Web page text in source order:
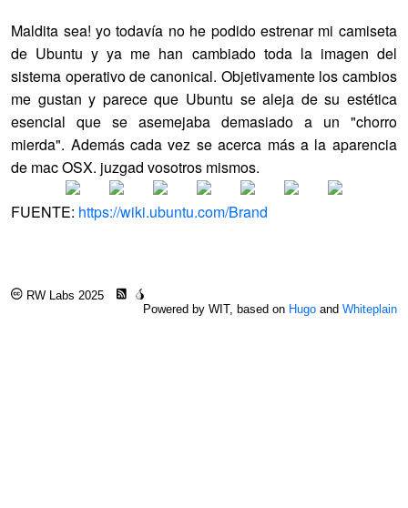
Maldita sea! yo todavía no he podido estrenar mi camiseta
de Ubuntu y ya me han cambiado toda la imagen del
sistema operativo de canonical. Objetivamente los cambios
me gustan y parece que Ubuntu se aleja de su estética
esencial que se asemejaba demasiado a un "chorro
mierda". Además cada vez se acerca más a la aparencia
de mac OSX. juzgad vosotros mismos.
FUENTE: https://wiki.ubuntu.com/Brand
RW Labs 2025
Powered by WIT, based on Hugoand Whiteplain